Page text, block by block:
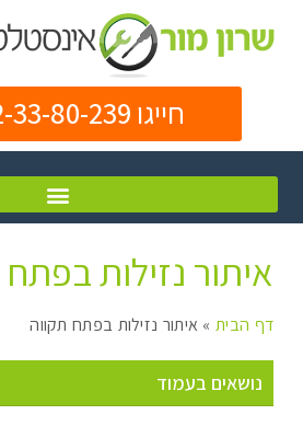
חייגו 072-33-80-239
איתור נזילות
דף הבית» איתור נזילות בפתח תקווה
נושאים בעמוד